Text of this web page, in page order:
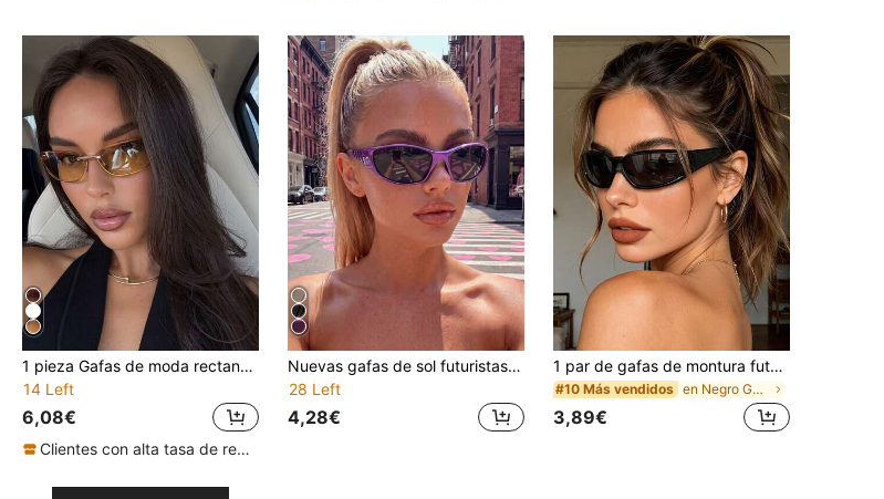
1 pieza Gafas de moda rectangulares retro multifuncionales de estilo futurista sin marco, decoración con letras personalizadas para mujer
14 Left
6,08€
Clientes con alta tasa de repetición
Nuevas gafas de sol futuristas de tecnología Y2K estilo europeo y americano, gafas retro de alta gama estilo callejero para chicas, adecuadas para combinar con atuendos, viajes, accesorios de verano, estilo deportivo, conducir, festivales, playa, EDM, vacaciones, salidas familiares, golf, senderismo, vestir elegante, accesorios de estilo callejero, ambiente de vacaciones
28 Left
4,28€
1 par de gafas de montura futurista de moda, estilo Y2K lindo, adecuadas para la playa, viajes al aire libre en verano, estilo Ibiza
#10 Más vendidos en Negro Gafas y accesorios para gafas de mujer
3,89€